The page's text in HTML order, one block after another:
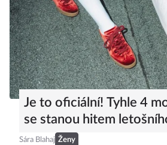
Je to oficiální! Tyhle 4
se stanou hitem
Sára Blahaj Ženy